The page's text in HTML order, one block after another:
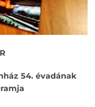
54. évadának